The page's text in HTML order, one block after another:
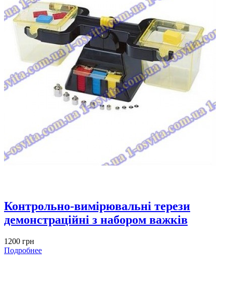
Контрольно-вимірювальні терези
демонстраційні з набором важків
1200 грн
Подробнее